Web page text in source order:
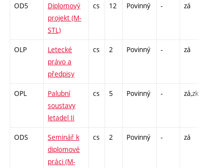
OD5
Diplomový
projekt (M-
STL)
cs 12 Povinný - zá
OLP
Letecké
právo a
předpisy
cs 2 Povinný - zá
OPL
Palubní
soustavy
letadel II
cs 5 Povinný - zá,zk
ODS
Seminář k
diplomové
práci (M-
cs 2 Povinný - zá